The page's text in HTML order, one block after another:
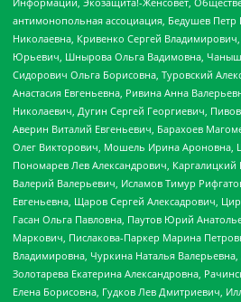
антимонопольная ассоциация, Бедушев Петр
Николаевна, Кривенко Сергей
Юрьевич, Шнырова Ольга Вадимовна,
Сидорович Ольга Борисовна, Туровский
Анастасия Евгеньевна, Ривина Анна
Николаевич, Дугин Сергей Георгиевич,
Аверин Виталий Евгеньевич, Барахоев
Олег Викторович, Мошель Ирина Ароновна,
Пономарев Лев Александрович,
Валерий Валерьевич, Исламов Тимур
Евгеньевна, Щаров Сергей Алексадрович,
Гасан Ольга Павловна, Паутов Юрий
Маркович, Пислакова-Паркер Марина
Владимировна, Чуркина Наталья
Золотарева Екатерина Александровна,
Елена Борисовна, Гудков Лев Дмитриевич,